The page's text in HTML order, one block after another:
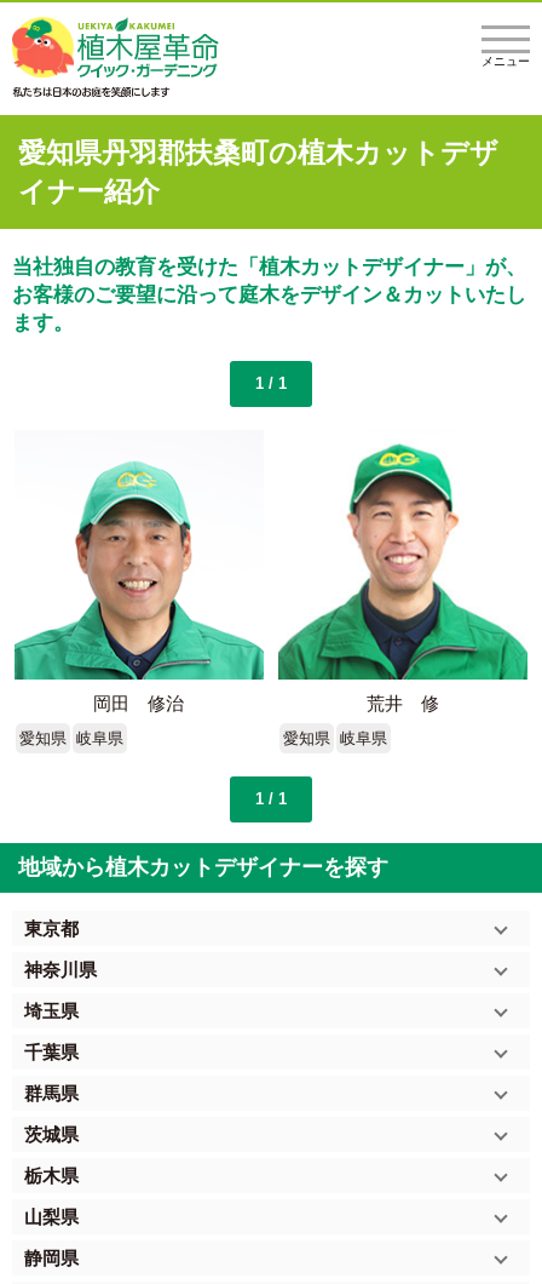
メニュー
愛知県丹羽郡扶桑町の植木カットデザ
イナー紹介
当社独自の教育を受けた「植木カットデザイナー」が、
お客様のご要望に沿って庭木をデザイン＆カットいたし
ます。
1 / 1
岡田 修治
愛知県 岐阜県
荒井 修
愛知県 岐阜県
1 / 1
地域から植木カットデザイナーを探す
東京都
神奈川県
埼玉県
千葉県
群馬県
茨城県
栃木県
山梨県
静岡県